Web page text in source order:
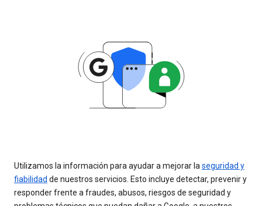
Utilizamos la información para ayudar a mejorar la seguridad y
fiabilidad de nuestros servicios. Esto incluye detectar, prevenir y
responder frente a fraudes, abusos, riesgos de seguridad y